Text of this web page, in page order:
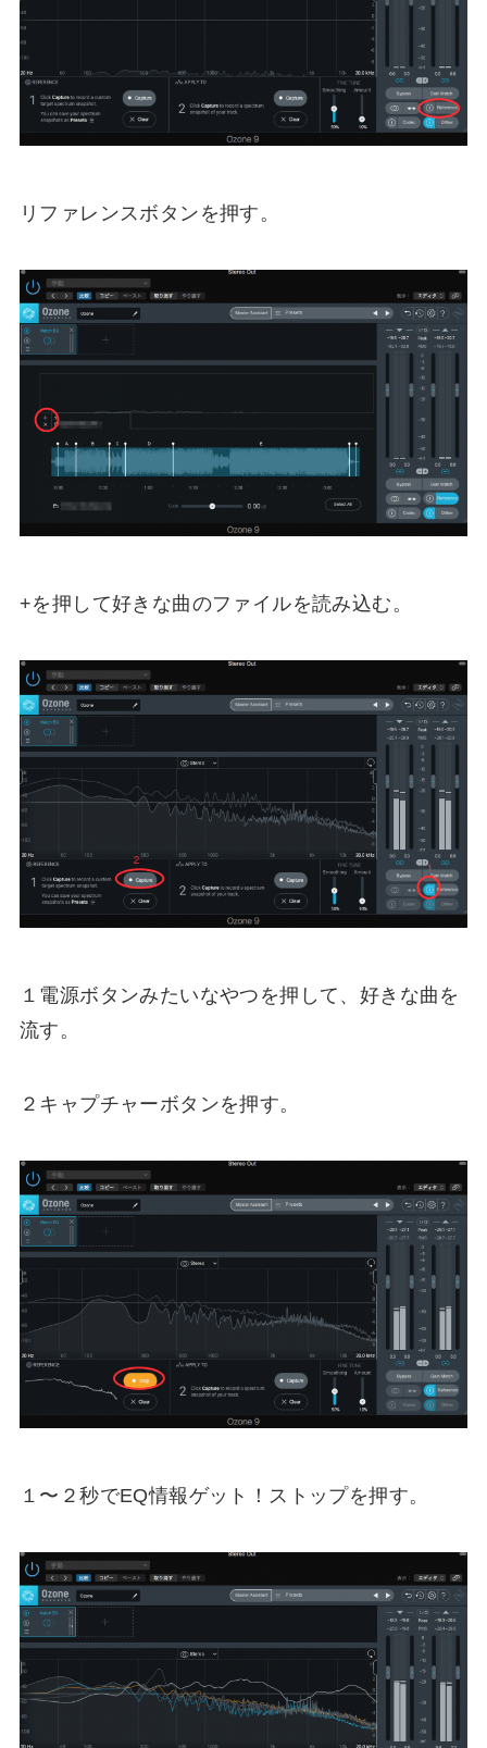
リファレンスボタンを押す。
+を押して好きな曲のファイルを読み込む。
１電源ボタンみたいなやつを押して、好きな曲を
流す。
２キャプチャーボタンを押す。
１〜２秒でEQ情報ゲット！ストップを押す。